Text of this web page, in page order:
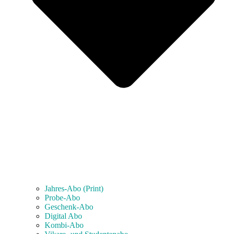
Jahres-Abo (Print)
Probe-Abo
Geschenk-Abo
Digital Abo
Kombi-Abo